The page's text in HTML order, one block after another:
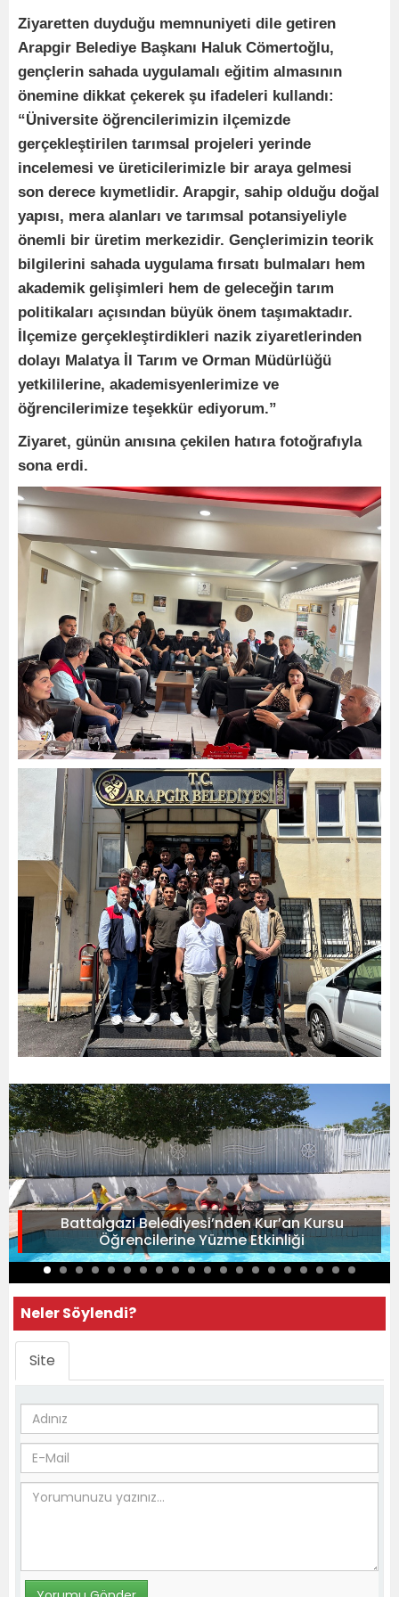
Ziyaretten duyduğu memnuniyeti dile getiren
Arapgir Belediye Başkanı Haluk Cömertoğlu,
gençlerin sahada uygulamalı eğitim almasının
önemine dikkat çekerek şu ifadeleri kullandı:
“Üniversite öğrencilerimizin ilçemizde
gerçekleştirilen tarımsal projeleri yerinde
incelemesi ve üreticilerimizle bir araya gelmesi
son derece kıymetlidir. Arapgir, sahip olduğu doğal
yapısı, mera alanları ve tarımsal potansiyeliyle
önemli bir üretim merkezidir. Gençlerimizin teorik
bilgilerini sahada uygulama fırsatı bulmaları hem
akademik gelişimleri hem de geleceğin tarım
politikaları açısından büyük önem taşımaktadır.
İlçemize gerçekleştirdikleri nazik ziyaretlerinden
dolayı Malatya İl Tarım ve Orman Müdürlüğü
yetkililerine, akademisyenlerimize ve
öğrencilerimize teşekkür ediyorum.”
Ziyaret, günün anısına çekilen hatıra fotoğrafıyla
sona erdi.
Battalgazi Belediyesi’nden Kur’an Kursu
Öğrencilerine Yüzme Etkinliği
Neler Söylendi?
Site